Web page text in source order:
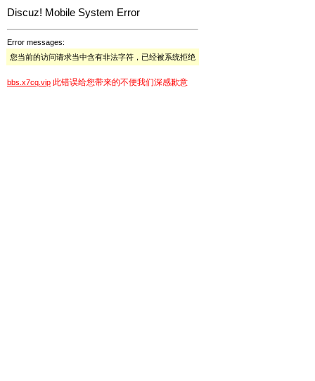
Discuz! Mobile System Error
Error messages:
您当前的访问请求当中含有非法字符，已经被系统拒绝
bbs.x7cq.vip 此错误给您带来的不便我们深感歉意